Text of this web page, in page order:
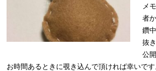
メ
者
鑽
抜
公
お時間あるときに覗き込んで頂ければ幸いです